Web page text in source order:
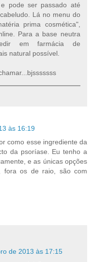
pode ser passado até
Lá no menu do
prima cosmética",
Para a base neutra
em farmácia de
natural possível.
às 16:19
como esse ingrediente da
da psoríase. Eu tenho a
e as únicas opções
fora os de raio, são com
de 2013 às 17:15